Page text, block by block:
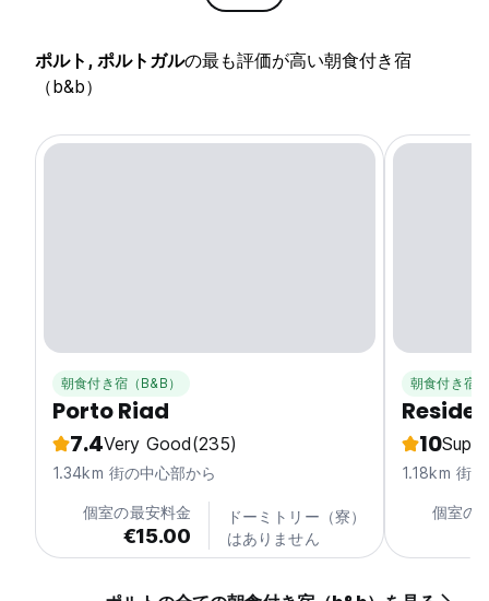
ポルト, ポルトガルの最も評価が高い朝食付き宿
（b&b）
朝食付き宿（B&B）
Porto Riad
7.4Very Good(235)
1.34km 街の中心部から
個室の最安料金
€15.00
ドーミトリー（寮）
はありません
朝食付き宿
10
1.18km 街
個室の